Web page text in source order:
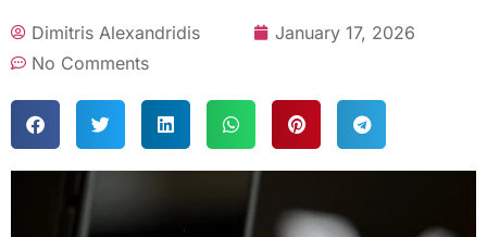
Dimitris Alexandridis
January 17, 2026
No Comments